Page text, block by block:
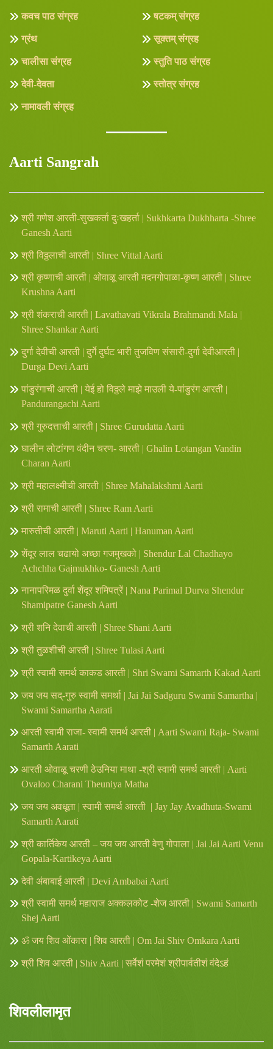
कवच पाठ संग्रह
ग्रंथ
चालीसा संग्रह
देवी-देवता
नामावली संग्रह
षटकम् संग्रह
सूक्तम् संग्रह
स्तुति पाठ संग्रह
स्तोत्र संग्रह
Aarti Sangrah
श्री गणेश आरती-सुखकर्ता दुःखहर्ता | Sukhkarta Dukhharta -Shree
Ganesh Aarti
श्री विठ्ठलाची आरती | Shree Vittal Aarti
श्री कृष्णाची आरती | ओवाळू आरती मदनगोपाळा-कृष्ण आरती | Shree
Krushna Aarti
श्री शंकराची आरती | Lavathavati Vikrala Brahmandi Mala |
Shree Shankar Aarti
दुर्गा देवीची आरती | दुर्गे दुर्घट भारी तुजविण संसारी-दुर्गा देवीआरती |
Durga Devi Aarti
पांडुरंगाची आरती | येई हो विठ्ठले माझे माउली ये-पांडुरंग आरती |
Pandurangachi Aarti
श्री गुरुदत्ताची आरती | Shree Gurudatta Aarti
घालीन लोटांगण वंदीन चरण- आरती | Ghalin Lotangan Vandin
Charan Aarti
श्री महालक्ष्मीची आरती | Shree Mahalakshmi Aarti
श्री रामाची आरती | Shree Ram Aarti
मारुतीची आरती | Maruti Aarti | Hanuman Aarti
शेंदूर लाल चढायो अच्छा गजमुखको | Shendur Lal Chadhayo
Achchha Gajmukhko- Ganesh Aarti
नानापरिमळ दुर्वा शेंदूर शमिपत्रें | Nana Parimal Durva Shendur
Shamipatre Ganesh Aarti
श्री शनि देवाची आरती | Shree Shani Aarti
श्री तुळशीची आरती | Shree Tulasi Aarti
श्री स्वामी समर्थ काकड आरती | Shri Swami Samarth Kakad Aarti
जय जय सद्-गुरु स्वामी समर्था | Jai Jai Sadguru Swami Samartha |
Swami Samartha Aarati
आरती स्वामी राजा- स्वामी समर्थ आरती | Aarti Swami Raja- Swami
Samarth Aarati
आरती ओवाळू चरणी ठेउनिया माथा -श्री स्वामी समर्थ आरती | Aarti
Ovaloo Charani Theuniya Matha
जय जय अवधूता | स्वामी समर्थ आरती | Jay Jay Avadhuta-Swami
Samarth Aarati
श्री कार्तिकेय आरती – जय जय आरती वेणु गोपाला | Jai Jai Aarti Venu
Gopala-Kartikeya Aarti
देवी अंबाबाई आरती | Devi Ambabai Aarti
श्री स्वामी समर्थ महाराज अक्कलकोट -शेज आरती | Swami Samarth
Shej Aarti
ॐ जय शिव ओंकारा | शिव आरती | Om Jai Shiv Omkara Aarti
श्री शिव आरती | Shiv Aarti | सर्वेशं परमेशं श्रीपार्वतीशं वंदेऽहं
शिवलीलामृत